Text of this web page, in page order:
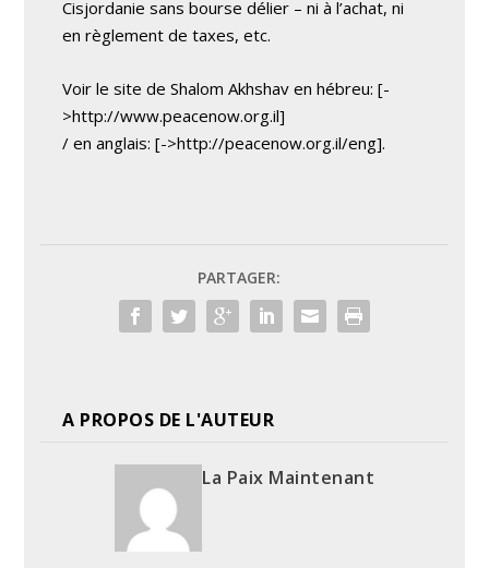
Cisjordanie sans bourse délier – ni à l’achat, ni
en règlement de taxes, etc.
Voir le site de Shalom Akhshav en hébreu: [-
>http://www.peacenow.org.il]
/ en anglais: [->http://peacenow.org.il/eng].
PARTAGER:
A PROPOS DE L'AUTEUR
La Paix Maintenant